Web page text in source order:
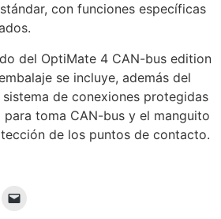
con funciones específicas
del OptiMate 4 CAN-bus edition
se incluye, además del
de conexiones protegidas
para toma CAN-bus y el manguito
de los puntos de contacto.